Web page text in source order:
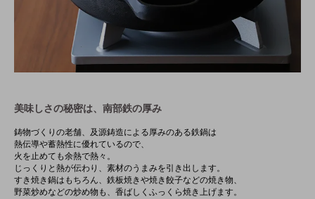
美味しさの秘密は、南部鉄の厚み
鋳物づくりの老舗、及源鋳造による厚みのある鉄鍋は
熱伝導や蓄熱性に優れているので、
火を止めても余熱で熱々。
じっくりと熱が伝わり、素材のうまみを引き出します。
すき焼き鍋はもちろん、鉄板焼きや焼き餃子などの焼き物、
野菜炒めなどの炒め物も、香ばしくふっくら焼き上げます。